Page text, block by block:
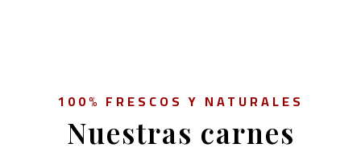
100% FRESCOS Y NATURALES
Nuestras carnes